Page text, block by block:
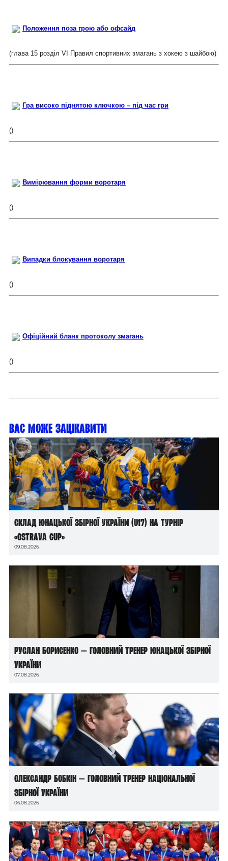
Положення поза грою або офсайд
(глава 15 розділ VI Правил спортивних змагань з хокею з шайбою)
Гра високо піднятою ключкою – під час гри
()
Вимірювання форми воротаря
()
Випадки блокування воротаря
()
Офіційний бланк протоколу змагань
()
Вас може зацікавити
Склад юнацької збірної України (U17) на турнір
«Ostrava Cup»
09.08.2026
Руслан Борисенко — головний тренер юнацької збірної
України
07.08.2026
Олександр Бобкін — головний тренер національної
збірної України
06.08.2026